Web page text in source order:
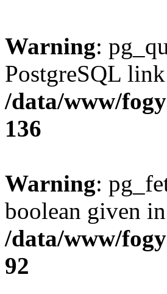
Warning:
PostgreSQL
/data/www/
136
Warning:
boolean given in
/data/www/
92